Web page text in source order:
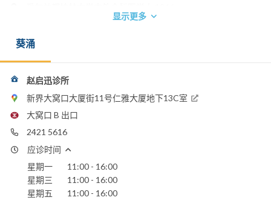
2421 5616
香港港安医院 - 司徒拔道
圣德肋撒医院
显示更多
葵涌
赵启迅诊所
新界大窝口大厦街11号仁雅大厦地下13C室
大窝口 B 出口
2421 5616
应诊时间
星期一
11:00 - 16:00
星期三
11:00 - 16:00
星期五
11:00 - 16:00